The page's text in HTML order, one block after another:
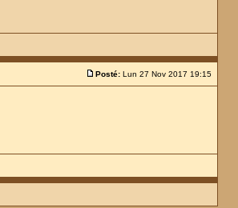
Posté: Lun 27 Nov 2017 19:15